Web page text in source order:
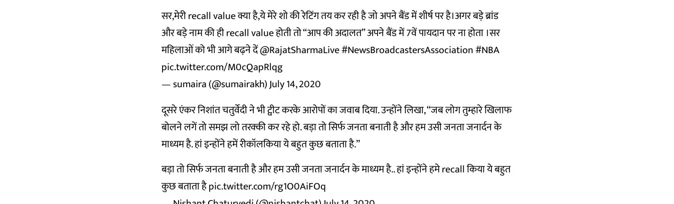
सर,मेरी recall value क्या है,ये मेरे शो की रेटिंग तय कर रही है जो अपने बैंड में शीर्ष पर है।अगर बड़े ब्रांड
और बड़े नाम की ही recall value होती तो “आप की अदालत” अपने बैंड में 7वें पायदान पर ना होता ।सर
महिलाओं को भी आगे बढ़ने दें@RajatSharmaLive#NewsBroadcastersAssociation#NBA
pic.twitter.com/M0cQapRlqg
— sumaira (@sumairakh)July 14, 2020
दूसरे एंकर निशांत चतुर्वेदी ने भी ट्वीट करके आरोपों का जवाब दिया. उन्होंने लिखा, ‘‘जब लोग तुम्हारे खिलाफ
बोलने लगें तो समझ लो तरक्की कर रहे हो. बड़ा तो सिर्फ जनता बनाती है और हम उसी जनता जनार्दन के
माध्यम है. हां इन्होंने हमें रीकॉलकिया ये बहुत कुछ बताता है.’’
बड़ा तो सिर्फ जनता बनाती है और हम उसी जनता जनार्दन के माध्यम है.. हां इन्होंने हमे recall किया ये बहुत
कुछ बताता हैpic.twitter.com/rg1O0AiFOq